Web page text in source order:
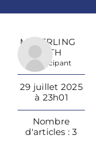
MAYERLING
IBETH
Participant
29 juillet 2025
à 23h01
Nombre
d'articles : 3